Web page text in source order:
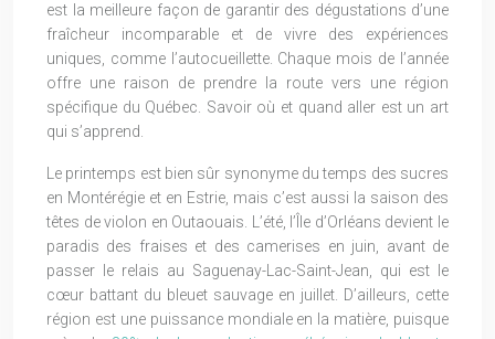
est la meilleure façon de garantir des dégustations d’une
fraîcheur incomparable et de vivre des expériences
uniques, comme l’autocueillette. Chaque mois de l’année
offre une raison de prendre la route vers une région
spécifique du Québec. Savoir où et quand aller est un art
qui s’apprend.
Le printemps est bien sûr synonyme du temps des sucres
en Montérégie et en Estrie, mais c’est aussi la saison des
têtes de violon en Outaouais. L’été, l’Île d’Orléans devient le
paradis des fraises et des camerises en juin, avant de
passer le relais au Saguenay-Lac-Saint-Jean, qui est le
cœur battant du bleuet sauvage en juillet. D’ailleurs, cette
région est une puissance mondiale en la matière, puisque